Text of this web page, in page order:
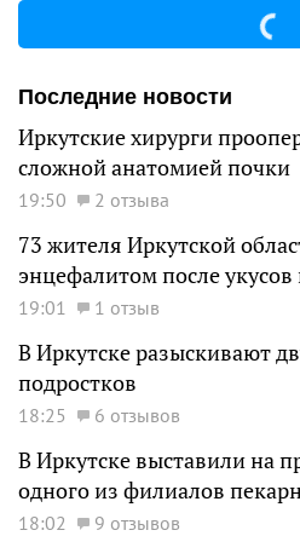
Последние новости
Иркутские хирурги
сложной анатомией почки
19:50 2 отзыва
73 жителя Иркутской
энцефалитом после
19:01 1 отзыв
В Иркутске разыскивают
подростков
18:25 6 отзывов
В Иркутске выставили на
одного из филиалов
18:02
9 отзывов